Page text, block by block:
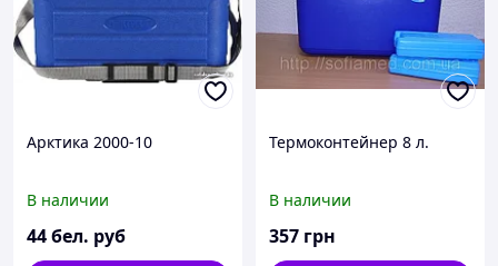
Арктика 2000-10
В наличии
44бел. руб
Термоконтейнер 8 л.
В наличии
357 грн